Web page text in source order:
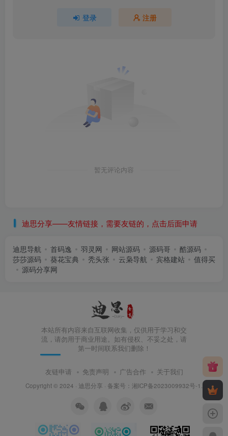
登录 注册
暂无评论内容
迪思分享——友情链接，需要友链的，点击后面申请
迪思导航 首码逸 羽灵网 网站源码 源码哥
酷源码
莎莎源码
葵花宝典 秃头张 云枭导航 宾格建站
值得买
源码分享网
本站所有内容来自互联网收集，仅供用于学习和交
流，请勿用于商业用途。如有侵权、不妥之处，请
第一时间联系我们删除！
友链申请 免责声明 广告合作 关于我们
Copyright © 2024 · 迪思分享 · 备案号： 湘ICP备2023009932号-1 .